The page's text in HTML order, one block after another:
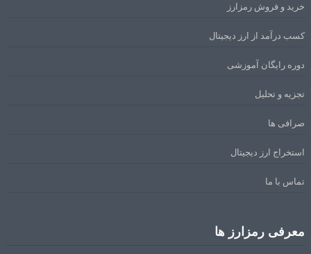
خرید و فروش رمزارز
کسب درآمد از ارز دیجیتال
دوره رایگان آموزشی
تجزیه و تحلیل
صرافی ها
استخراج ارز دیجیتال
تماس با ما
معرفی رمزارز ها